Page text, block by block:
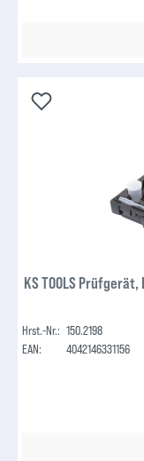
KS TOOLS
Hrst.-Nr.: 150.2198
EAN:
4042146331156